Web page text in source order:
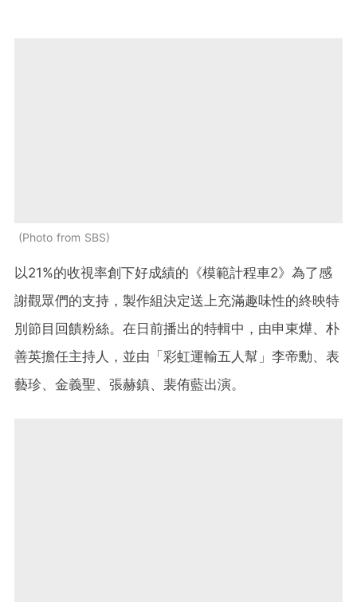
Photo from SBS
以21%的收視率創下好成績的《模範計程車2》為了感
謝觀眾們的支持，製作組決定送上充滿趣味性的終映特
別節目回饋粉絲。在日前播出的特輯中，由申東燁、朴
善英擔任主持人，並由「彩虹運輸五人幫」李帝勳、表
藝珍、金義聖、張赫鎮、裴侑藍出演。